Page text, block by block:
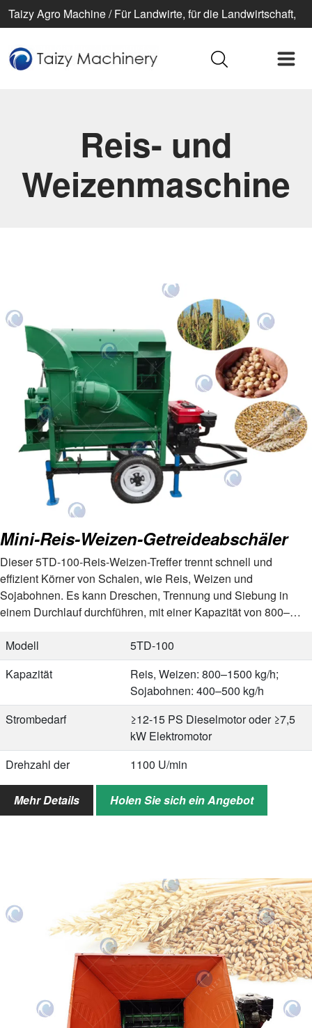
Taizy Agro Machine / Für Landwirte, für die Landwirtschaft,
Reis- und
Weizenmaschine
Mini-Reis-Weizen-Getreideabschäler
Dieser 5TD-100-Reis-Weizen-Treffer trennt schnell und
effizient Körner von Schalen, wie Reis, Weizen und
Sojabohnen. Es kann Dreschen, Trennung und Siebung in
einem Durchlauf durchführen, mit einer Kapazität von 800–
Spitzenzeit deutlich erhöht…
Modell
5TD-100
Kapazität
Reis, Weizen: 800–1500 kg/h;
Sojabohnen: 400–500 kg/h
Strombedarf
≥12-15 PS Dieselmotor oder ≥7,5
kW Elektromotor
Drehzahl der
Hauptwelle
1100 U/min
Lüftergeschwindigkeit
2500 U/min (Doppelgebläse)
2300*1570*1170 mm (ohne
Abmessungen des Fahrgestells
und Dieselmotors)
Verpackungsmaße
1400*850*1200 mm (ohne
Abmessungen des Fahrgestells
und Dieselmotors)
Mehr Details Holen Sie sich ein Angebot